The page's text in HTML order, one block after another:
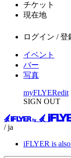
チケット
現在地
ログイン / 登
イベント
バー
写真
myFLYERedit
SIGN OUT
/ ja
iFLYER is